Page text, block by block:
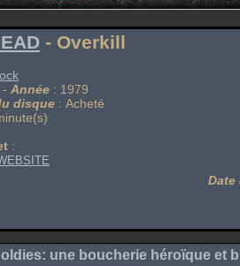
- Overkill
Année : 1979
disque : Acheté
:
une boucherie héroïque et